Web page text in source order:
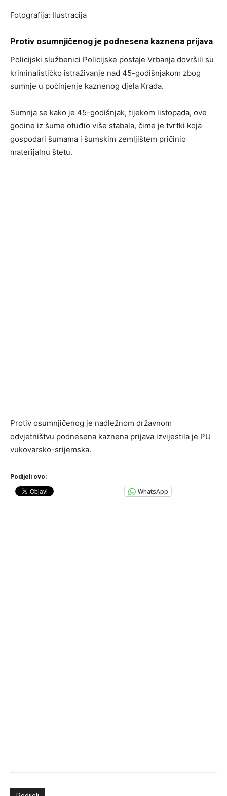
Fotografija: Ilustracija
Protiv osumnjičenog je podnesena kaznena prijava.
Policijski službenici Policijske postaje Vrbanja dovršili su
kriminalističko istraživanje nad 45-godišnjakom zbog
sumnje u počinjenje kaznenog djela Krađa.
Sumnja se kako je 45-godišnjak, tijekom listopada, ove
godine iz šume otuđio više stabala, čime je tvrtki koja
gospodari šumama i šumskim zemljištem pričinio
materijalnu štetu.
Protiv osumnjičenog je nadležnom državnom
odvjetništvu podnesena kaznena prijava izvijestila je PU
vukovarsko-srijemska.
Podijeli ovo:
WhatsApp